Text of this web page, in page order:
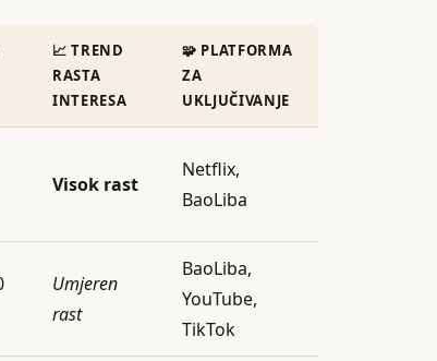
📈 TREND
RASTA
INTERESA
🧩 PLATFORMA
ZA
UKLJUČIVANJE
Visok rast
Netflix,
BaoLiba
Umjeren
rast
BaoLiba,
YouTube,
TikTok